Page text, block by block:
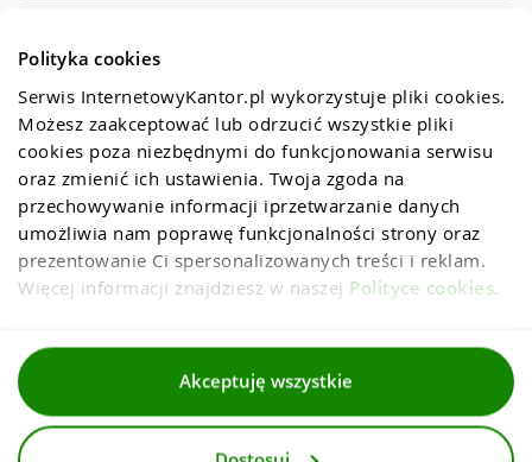
Polityka cookies
Serwis InternetowyKantor.pl wykorzystuje pliki cookies.
Możesz zaakceptować lub odrzucić wszystkie pliki
cookies poza niezbędnymi do funkcjonowania serwisu
oraz zmienić ich ustawienia. Twoja zgoda na
przechowywanie informacji iprzetwarzanie danych
umożliwia nam poprawę funkcjonalności strony oraz
prezentowanie Ci spersonalizowanych treści i reklam.
Więcej informacji znajdziesz w naszej Polityce cookies.
Akceptuję wszystkie
Regulaminy